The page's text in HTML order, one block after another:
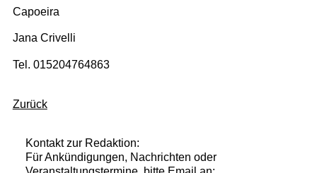
Capoeira
Jana Crivelli
Tel. 015204764863
Zurück
Kontakt zur Redaktion:
Für Ankündigungen, Nachrichten oder